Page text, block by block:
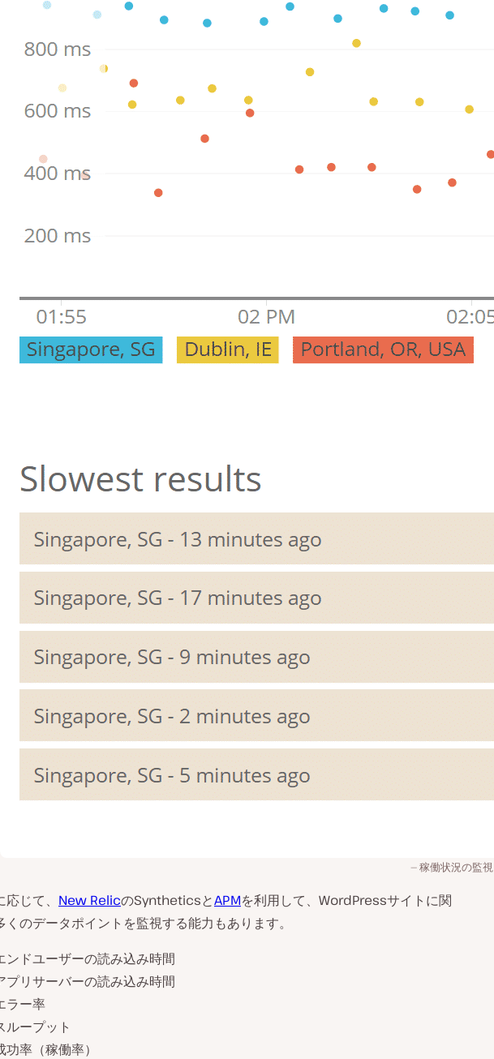
稼働状況の監視
じて、 New RelicのSyntheticsとAPMを利用して、WordPressサイトに関
くのデータポイントを監視する能力もあります。
ンドユーザーの読み込み時間
プリサーバーの読み込み時間
ラー率
ループット
功率（稼働率）